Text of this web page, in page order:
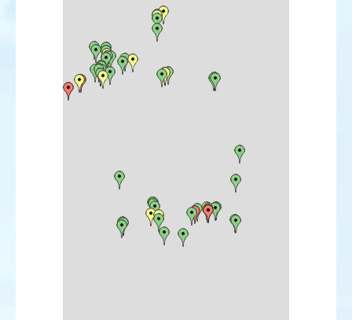
Puffin fuligineux
Puffin des Anglais
Puffin des Baléares
Puffin yelkouan
Océanite tempête
Cigogne noire
Ibis falcinelle
Gypaète barbu
Vautour percnoptère